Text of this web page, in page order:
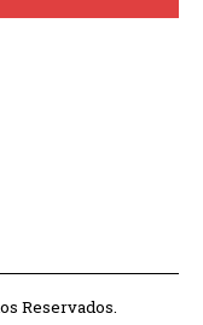
Reservados.